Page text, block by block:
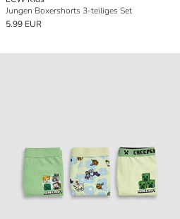
Jungen Boxershorts 3-teiliges Set
5.99 EUR